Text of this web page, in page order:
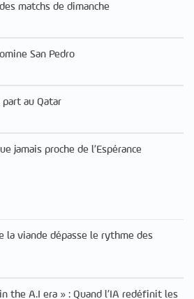
matchs de dimanche
San Pedro
au Qatar
jamais proche de l’Espérance
la viande dépasse le rythme des
the A.I era » : Quand l’IA redéfinit les